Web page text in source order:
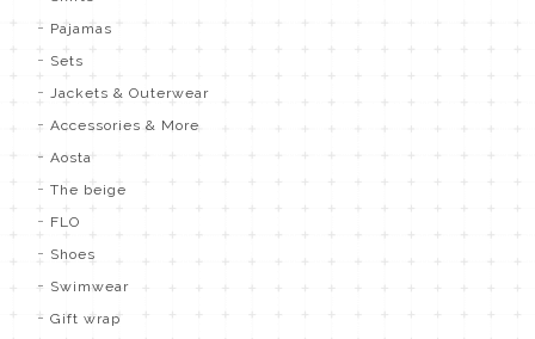
Pajamas
Sets
Jackets & Outerwear
Accessories & More
Aosta
The beige
FLO
Shoes
Swimwear
Gift wrap